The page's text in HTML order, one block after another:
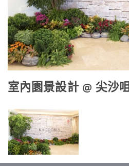
室內園景設計 @ 尖沙咀